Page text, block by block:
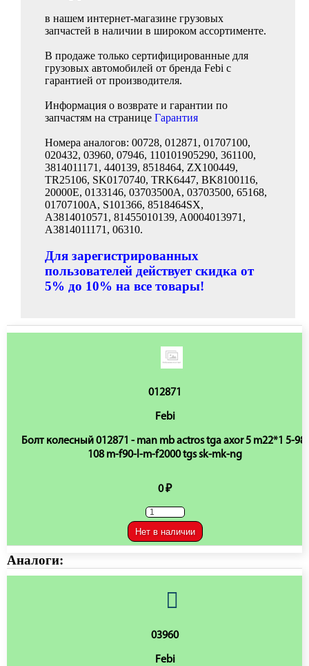
в нашем интернет-магазине грузовых
запчастей в наличии в широком ассортименте.
В продаже только сертифицированные для
грузовых автомобилей от бренда Febi с
гарантией от производителя.
Информация о возврате и гарантии по
запчастям на странице Гарантия
Номера аналогов: 00728, 012871, 01707100,
020432, 03960, 07946, 110101905290, 361100,
3814011171, 440139, 8518464, ZX100449,
TR25106, SK0170740, TRK6447, BK8100116,
20000E, 0133146, 03703500A, 03703500, 65168,
01707100A, S101366, 8518464SX,
A3814010571, 81455010139, A0004013971,
A3814011171, 06310.
Для зарегистрированных
пользователей действует скидка от
5% до 10% на все товары!
012871
Febi
Болт колесный 012871 - man mb actros tga axor 5 m22*1 5-98-
108 m-f90-l-m-f2000 tgs sk-mk-ng
0 ₽
Нет в наличии
Аналоги:
03960
Febi